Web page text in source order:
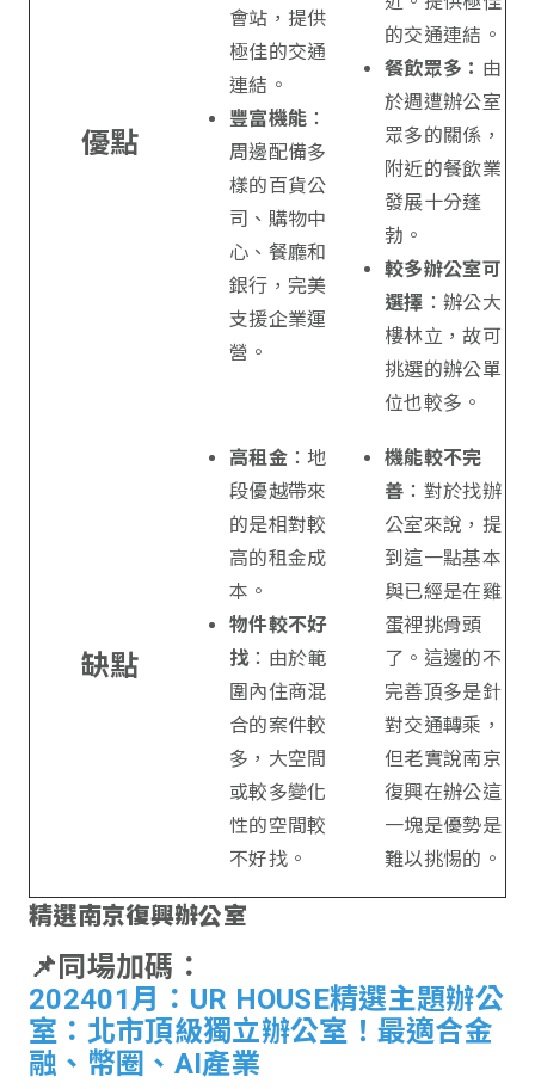
優點
會站，提供
極佳的交通
連結。
豐富機能 ：
周邊配備多
樣的百貨公
司、購物中
心、餐廳和
銀行，完美
支援企業運
營。
的交通連結。
餐飲眾多： 由
於週遭辦公室
眾多的關係，
附近的餐飲業
發展十分蓬
勃。
較多辦公室可
選擇 ：辦公大
樓林立，故可
挑選的辦公單
位也較多。
缺點
高租金：地
段優越帶來
的是相對較
高的租金成
本。
物件較不好
找：由於範
圍內住商混
合的案件較
多，大空間
或較多變化
性的空間較
不好找。
機能較不完
善 ：對於找辦
公室來說，提
到這一點基本
與已經是在雞
蛋裡挑骨頭
了。這邊的不
完善頂多是針
對交通轉乘，
但老實說南京
復興在辦公這
一塊是優勢是
難以挑惕的。
精選南京復興辦公室
📌同場加碼：
202401月：UR HOUSE精選主題辦公
室：北市頂級獨立辦公室！最適合金
融、幣圈、AI產業